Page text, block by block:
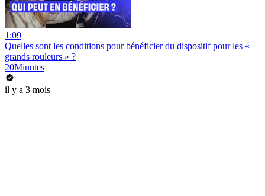
1:09
Quelles sont les conditions pour bénéficier du dispositif pour les «
grands rouleurs » ?
20Minutes
il y a 3 mois